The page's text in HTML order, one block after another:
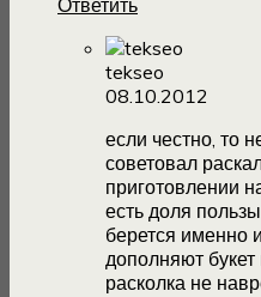
Ответить
tekseo
08.10.2012
если честно, то
советовал
приготовлении
есть доля
берется именно
дополняют
расколка не